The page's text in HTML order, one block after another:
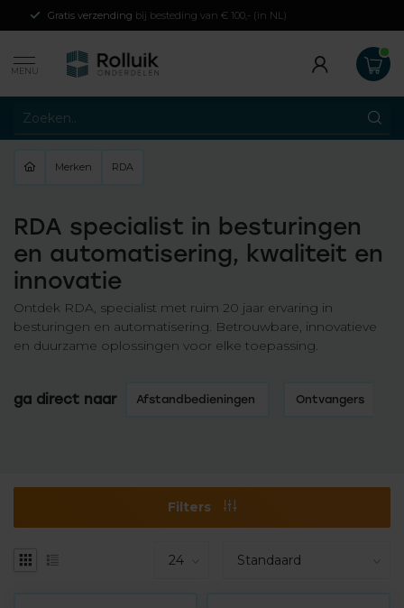
Gratis verzending bij besteding van € 100,- (in NL)
MENU
Merken RDA
RDA specialist in besturingen
en automatisering, kwaliteit en
innovatie
Ontdek RDA, specialist met ruim 20 jaar ervaring in
besturingen en automatisering. Betrouwbare, innovatieve
en duurzame oplossingen voor elke toepassing.
ga direct naar Afstandbedieningen Ontvangers
Filters